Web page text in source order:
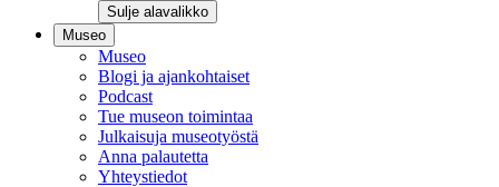
Sulje alavalikko
Museo
Museo
Blogi ja ajankohtaiset
Podcast
Tue museon toimintaa
Julkaisuja museotyöstä
Anna palautetta
Yhteystiedot